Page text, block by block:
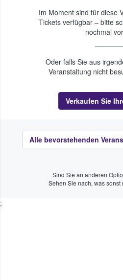
Im Moment sind für diese
Tickets verfügbar – bitte
nochmal
Oder falls Sie aus
Veranstaltung nicht
Verkaufen Sie
Alle bevorstehenden
Sind Sie an anderen
Sehen Sie nach, was sonst
;